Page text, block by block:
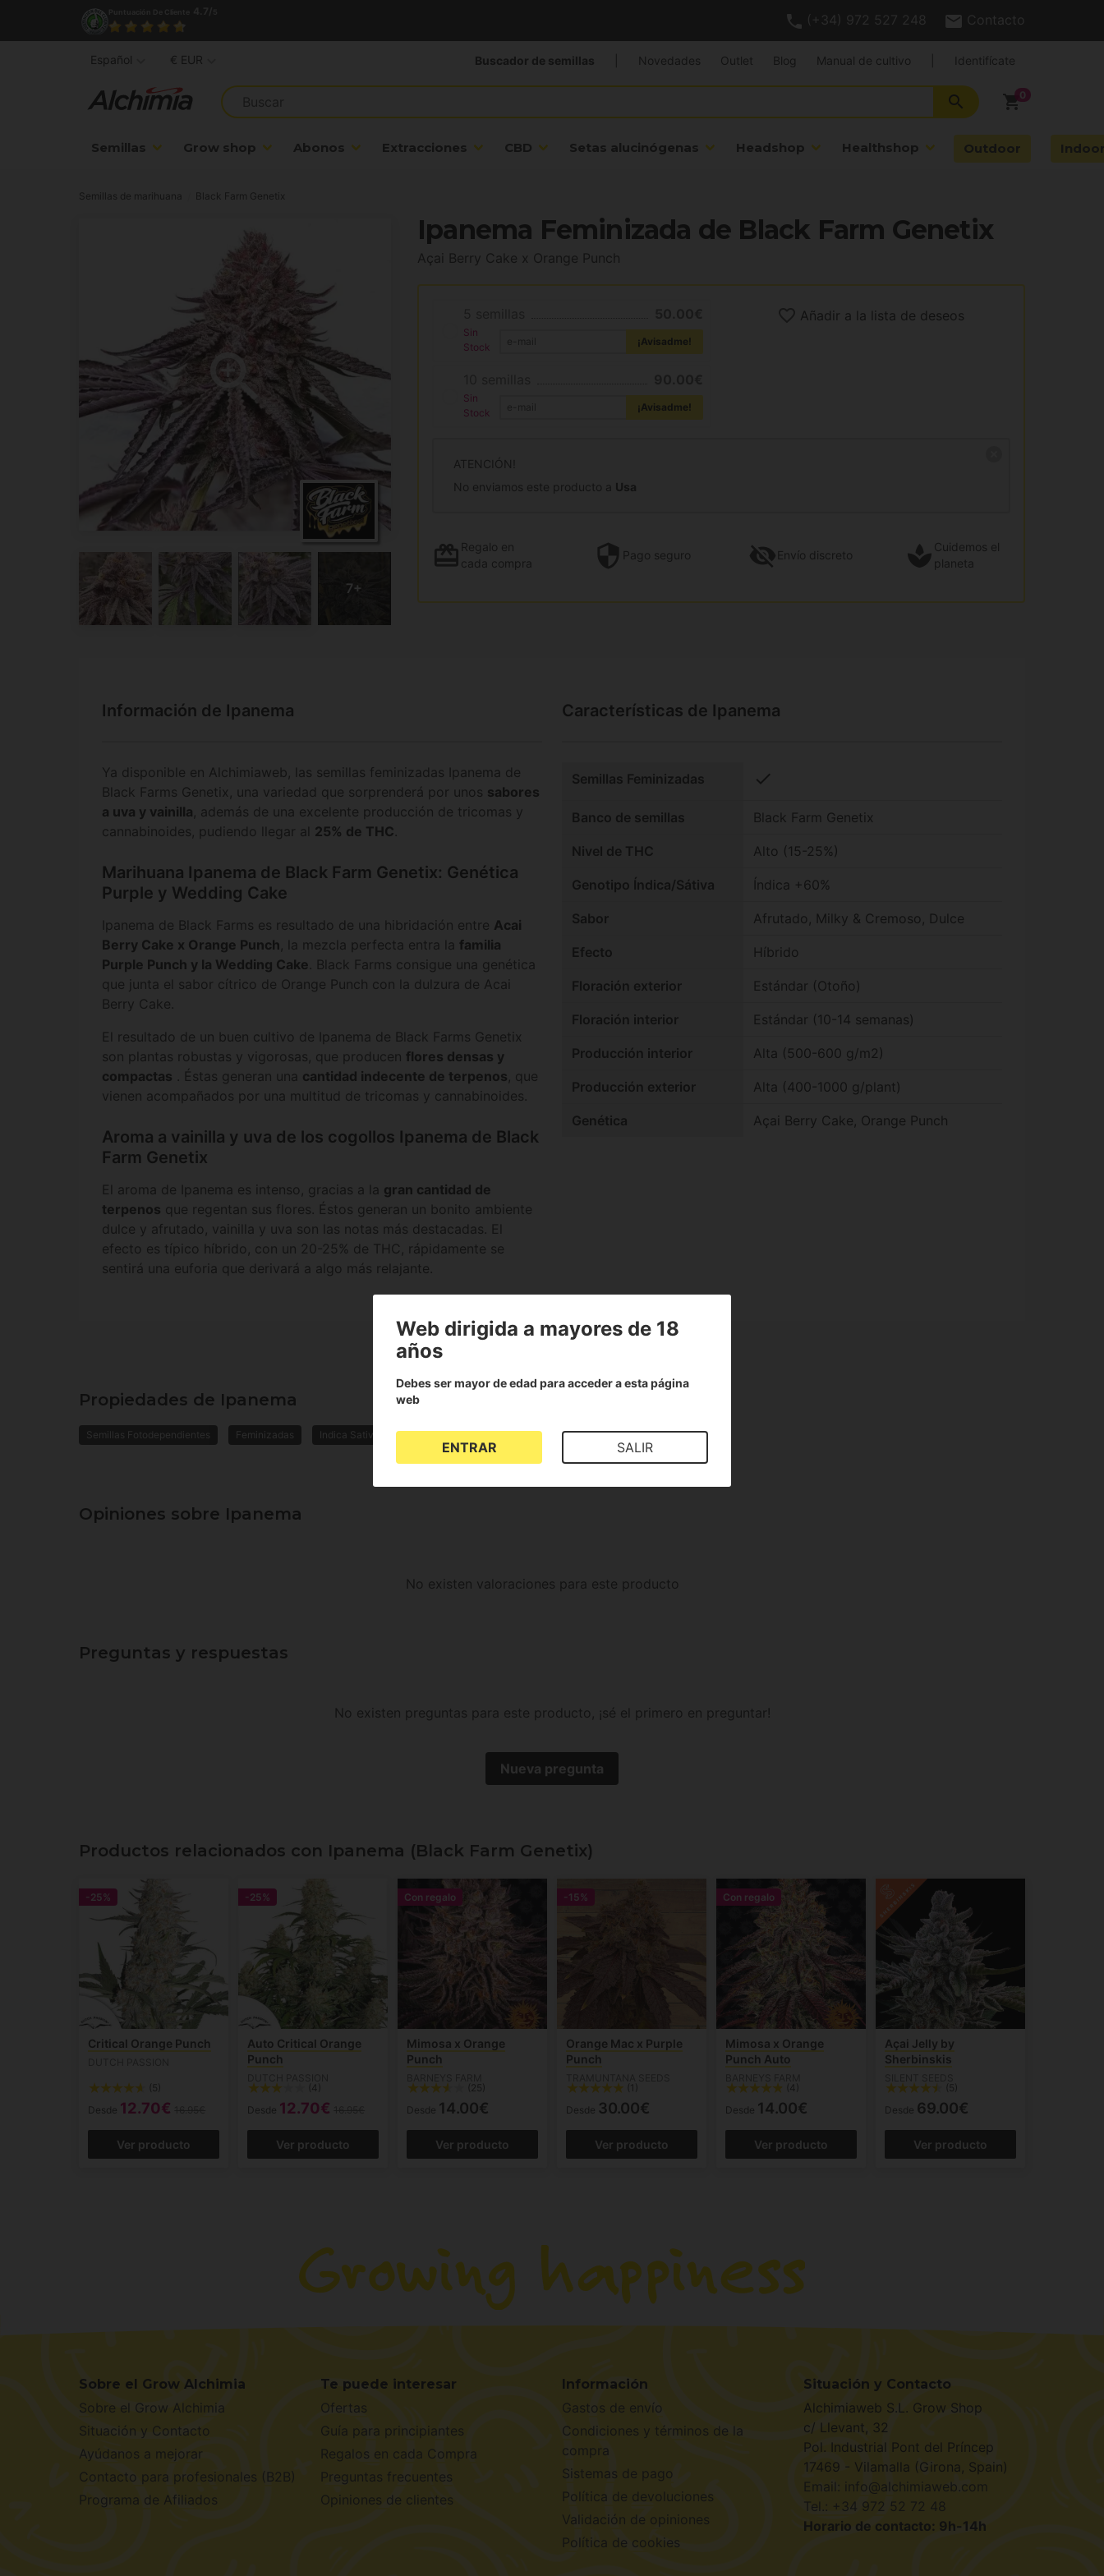
(+34) 972 527 248 Contacto
shopping_cart
search
Semillas Grow shop Abonos Extracciones CBD Setas alucinógenas Headshop Healthshop Outdoor
Buscador de semillas Novedades Outlet Blog Manual de cultivo Identifícate
Español € EUR
Semillas de marihuana Black Farm Genetix
Ipanema Feminizada de Black Farm Genetix
Açai Berry Cake x Orange Punch
Sin
Stock
¡Avisadme!
Sin
Stock
¡Avisadme!
Añadir a la lista de deseos
ATENCIÓN!
No enviamos este producto a Usa
Regalo en
cada compra
Pago seguro Envío discreto
Cuidemos el
planeta
Información de Ipanema
Ya disponible en Alchimiaweb, las semillas feminizadas Ipanema de
Black Farms Genetix, una variedad que sorprenderá por unos sabores
a uva y vainilla , además de una excelente producción de tricomas y
cannabinoides, pudiendo llegar al 25% de THC
Marihuana Ipanema de Black Farm Genetix: Genética
Purple y Wedding Cake
Ipanema de Black Farms es resultado de una hibridación entre Acai
Berry Cake x Orange Punch , la mezcla perfecta entra la familia
Purple Punch y la Wedding Cake . Black Farms consigue una genética
que junta el sabor cítrico de Orange Punch con la dulzura de Acai
Berry Cake.
El resultado de un buen cultivo de Ipanema de Black Farms Genetix
son plantas robustas y vigorosas, que producen flores densas y
compactas . Éstas generan una cantidad indecente de terpenos , que
vienen acompañados por una multitud de tricomas y cannabinoides.
Aroma a vainilla y uva de los cogollos Ipanema de Black
Farm Genetix
El aroma de Ipanema es intenso, gracias a la gran cantidad de
terpenos que regentan sus flores. Éstos generan un bonito ambiente
dulce y afrutado, vainilla y uva son las notas más destacadas. El
efecto es típico híbrido, con un 20-25% de THC, rápidamente se
sentirá una euforia que derivará a algo más relajante.
Características de Ipanema
Semillas Feminizadas check
Banco de semillas Black Farm Genetix
Nivel de THC Alto (15-25%)
Genotipo Índica/Sátiva Índica +60%
Sabor Afrutado, Milky & Cremoso, Dulce
Efecto Híbrido
Floración exterior Estándar (Otoño)
Floración interior Estándar (10-14 semanas)
Producción interior Alta (500-600 g/m2)
Producción exterior Alta (400-1000 g/plant)
Genética Açai Berry Cake, Orange Punch
Propiedades de Ipanema
Semillas Fotodependientes Feminizadas Indica Sativa Sabor Afrutado
Opiniones sobre Ipanema
No existen valoraciones para este producto
Preguntas y respuestas
No existen preguntas para este producto, ¡sé el primero en preguntar!
Nueva pregunta
Productos relacionados con Ipanema (Black Farm Genetix)
-25%
Critical Orange Punch
(5)
Desde 12.70€
Ver producto
-25%
Auto Critical Orange
Punch
(4)
Desde 12.70€
Ver producto
Con regalo
Mimosa x Orange
Punch
(25)
Desde 14.00€
Ver producto
-15%
Orange Mac x Purple
Punch
(1)
Desde 30.00€
Ver producto
Con regalo
Mimosa x Orange
Punch Auto
(4)
Desde 14.00€
Ver producto
Açai Jelly by
Sherbinskis
(5)
Desde 69.00€
Ver producto
Sobre el Grow Alchimia
Sobre el Grow Alchimia
Situación y Contacto
Ayúdanos a mejorar
Contacto para profesionales (B2B)
Programa de Afiliados
Te puede interesar
Ofertas
Guía para principiantes
Regalos en cada Compra
Preguntas frecuentes
Opiniones de clientes
Información
Gastos de envío
Condiciones y términos de la
compra
Sistemas de pago
Política de devoluciones
Validación de opiniones
Política de cookies
Situación y Contacto
Alchimiaweb S.L. Grow Shop
c/ Llevant, 32
Pol. Industrial Pont del Príncep
17469 - Vilamalla (Girona, Spain)
Email: info@alchimiaweb.com
Tel.: +34 972 52 72 48
Horario de contacto: 9h-14h
Web dirigida a mayores de 18
años
Debes ser mayor de edad para acceder a esta página
web
ENTRAR SALIR